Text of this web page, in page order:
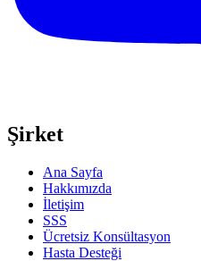
Şirket
Ana Sayfa
Hakkımızda
İletişim
SSS
Ücretsiz Konsültasyon
Hasta Desteği